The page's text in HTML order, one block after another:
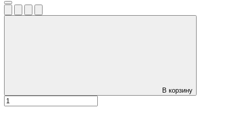
В корзину